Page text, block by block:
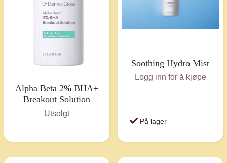
Alpha Beta 2% BHA+
Breakout Solution
Utsolgt
Soothing Hydro Mist
Logg inn for å kjøpe
På lager